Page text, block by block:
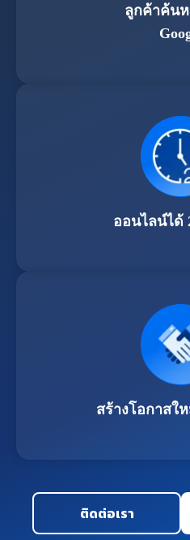
ลูกค้าค้นห
ออนไลน์ได้
สร้างโอกาสใ
ติดต่อเรา